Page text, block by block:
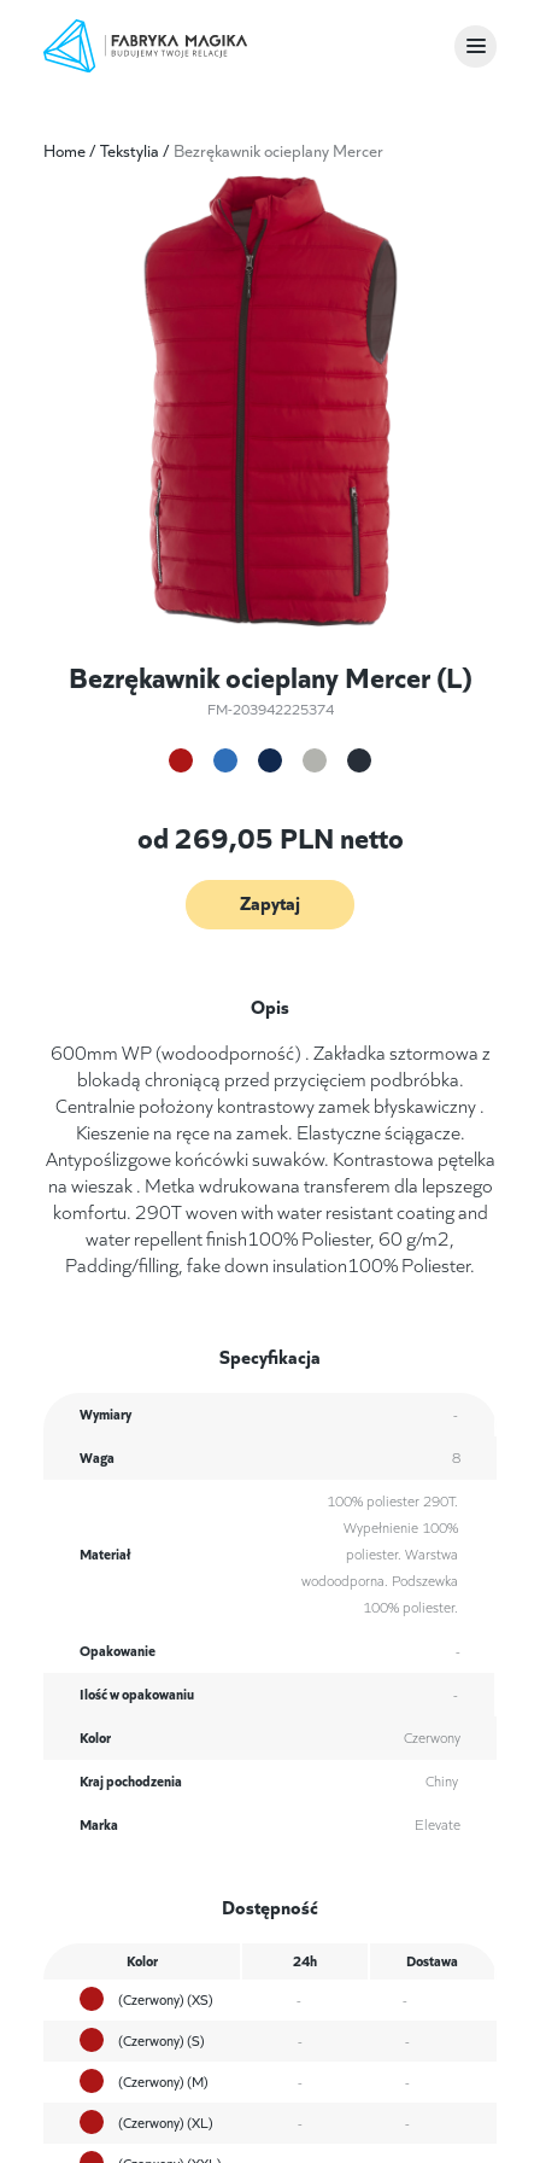
Home/Tekstylia / Bezrękawnik ocieplany Mercer
Bezrękawnik ocieplany Mercer (L)
FM-203942225374
od269,05 PLN netto
Zapytaj
Opis
600mm WP (wodoodporność) . Zakładka sztormowa z
blokadą chroniącą przed przycięciem podbróbka.
Centralnie położony kontrastowy zamek błyskawiczny .
Kieszenie na ręce na zamek. Elastyczne ściągacze.
Antypoślizgowe końcówki suwaków. Kontrastowa pętelka
na wieszak . Metka wdrukowana transferem dla lepszego
komfortu. 290T woven with water resistant coating and
water repellent finish100% Poliester, 60 g/m2,
Padding/filling, fake down insulation100% Poliester.
Specyfikacja
Wymiary -
Waga 8
Materiał
100% poliester 290T.
Wypełnienie 100%
poliester. Warstwa
wodoodporna. Podszewka
100% poliester.
Opakowanie -
Ilość w opakowaniu -
Kolor Czerwony
Kraj pochodzenia Chiny
Marka Elevate
Dostępność
Kolor 24h
Dostawa
(Czerwony) (XS)
-
-
(Czerwony) (S)
-
-
(Czerwony) (M)
-
-
(Czerwony) (XL)
-
-